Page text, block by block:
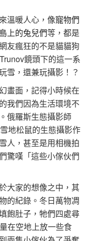
溫暖人心，像寵物們
上的兔兒們等，都是
友瘋狂的不是貓貓狗
鏡頭下的這一系
雪，還兼玩攝影！？
畫面，記得小時候在
我們因為生活環境不
俄羅斯生態攝影師
地松鼠的生態攝影作
人，甚至是用相機拍
驚嘆「這些小傢伙們
大家的想像之中，其
的紀錄。冬日萬物凋
飽肚子，牠們四處尋
在空地上放一些食